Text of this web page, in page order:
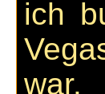
ich
war.